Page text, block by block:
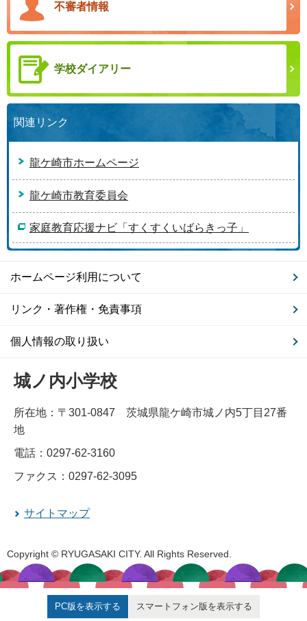
不審者情報
学校ダイアリー
関連リンク
龍ケ崎市ホームページ
龍ケ崎市教育委員会
家庭教育応援ナビ「すくすくいばらきっ子」
ホームページ利用について
リンク・著作権・免責事項
個人情報の取り扱い
城ノ内小学校
所在地：〒301-0847 茨城県龍ケ崎市城ノ内5丁目27番
地
電話：0297-62-3160
ファクス：0297-62-3095
サイトマップ
Copyright © RYUGASAKI CITY. All Rights Reserved.
PC版を表示する スマートフォン版を表示する